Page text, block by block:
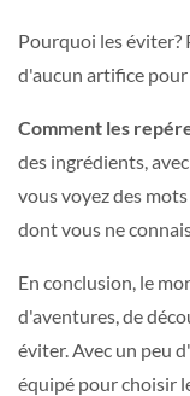
Pourquoi les éviter?
d'aucun artifice pour
Comment les
des ingrédients,
vous voyez des
dont vous ne
En conclusion, le
d'aventures, de
éviter. Avec un peu
équipé pour choisir